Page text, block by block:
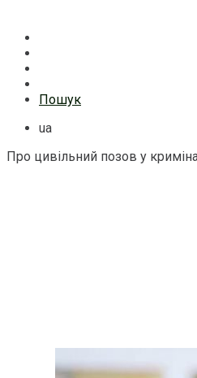
Пошук
ua
Про цивільний позов у